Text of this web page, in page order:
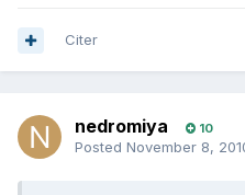
Citer
nedromiya 10
Posted November 8,